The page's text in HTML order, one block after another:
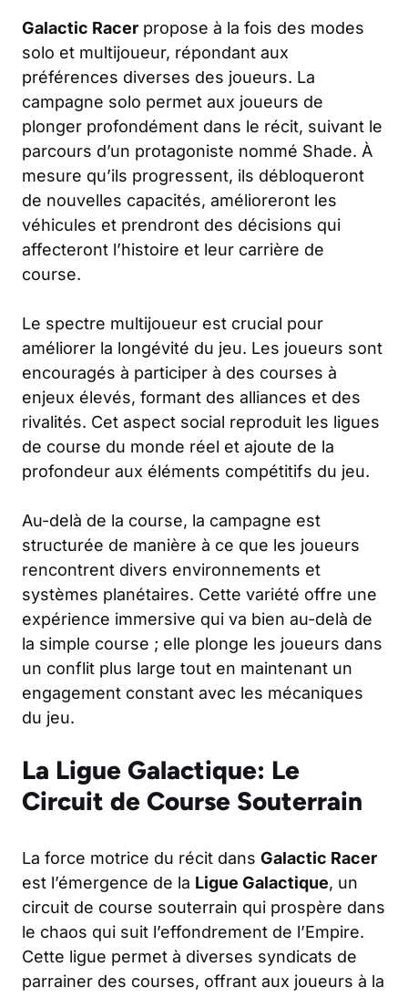
Galactic Racer propose à la fois des modes
solo et multijoueur, répondant aux
préférences diverses des joueurs. La
campagne solo permet aux joueurs de
plonger profondément dans le récit, suivant le
parcours d’un protagoniste nommé Shade. À
mesure qu’ils progressent, ils débloqueront
de nouvelles capacités, amélioreront les
véhicules et prendront des décisions qui
affecteront l’histoire et leur carrière de
course.
Le spectre multijoueur est crucial pour
améliorer la longévité du jeu. Les joueurs sont
encouragés à participer à des courses à
enjeux élevés, formant des alliances et des
rivalités. Cet aspect social reproduit les ligues
de course du monde réel et ajoute de la
profondeur aux éléments compétitifs du jeu.
Au-delà de la course, la campagne est
structurée de manière à ce que les joueurs
rencontrent divers environnements et
systèmes planétaires. Cette variété offre une
expérience immersive qui va bien au-delà de
la simple course ; elle plonge les joueurs dans
un conflit plus large tout en maintenant un
engagement constant avec les mécaniques
du jeu.
La Ligue Galactique: Le
Circuit de Course Souterrain
La force motrice du récit dans Galactic Racer
est l’émergence de la Ligue Galactique, un
circuit de course souterrain qui prospère dans
le chaos qui suit l’effondrement de l’Empire.
Cette ligue permet à diverses syndicats de
parrainer des courses, offrant aux joueurs à la